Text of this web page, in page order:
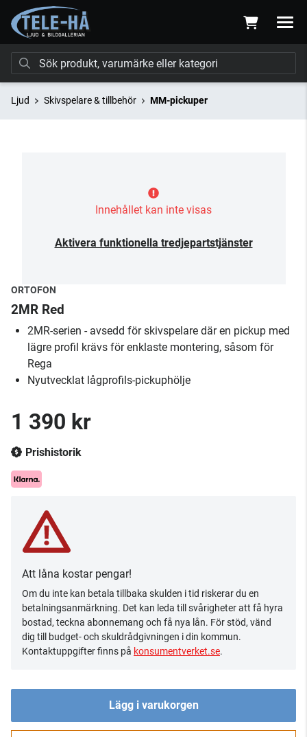
Ljud Skivspelare & tillbehör MM-pickuper
Innehållet kan inte visas
Aktivera funktionella tredjepartstjänster
ORTOFON
2MR Red
2MR-serien - avsedd för skivspelare där en pickup med
lägre profil krävs för enklaste montering, såsom för
Rega
Nyutvecklat lågprofils-pickuphölje
1 390 kr
Prishistorik
Att låna kostar pengar!
Om du inte kan betala tillbaka skulden i tid riskerar du en
betalningsanmärkning. Det kan leda till svårigheter att få hyra
bostad, teckna abonnemang och få nya lån. För stöd, vänd
dig till budget- och skuldrådgivningen i din kommun.
Kontaktuppgifter finns på konsumentverket.se.
Lägg i varukorgen